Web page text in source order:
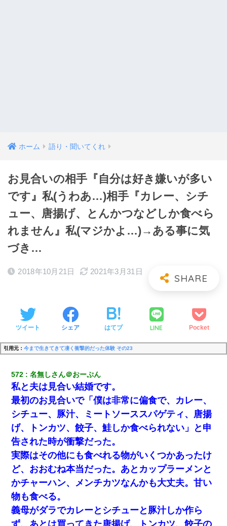
ホーム 語り・聞いてくれ
お見合いの相手『自分は好き嫌いが多い
です』私(うわあ…)相手『カレー、シチ
ュー、唐揚げ、とんかつなどしか食べら
れません』私(マジかよ…)→ある事に気
づき…
2018年10月21日 2021年3月31日
ツイート シェア はてブ LINE Pocket
引用元： 今まで生きてきて凄く衝撃的だった体験 その23
572 名無しさん＠おーぷん
私と夫は見合い結婚です。
最初のお見合いで「僕は非常に偏食で、カレー、
シチュー、豚汁、ミートソーススパゲティ、唐揚
げ、トンカツ、餃子、鮭しか食べられない」と申
告された時が衝撃だった。
実際はその他にも食べれる物がいくつかあったけ
ど、おおむね本当だった。あとカップラーメンと
かチャーハン、メンチカツなんかも大丈夫。甘い
物も食べる。
義母がダラでカレーとシチューと豚汁しか作ら
ず、あとは買ってきた唐揚げ、トンカツ、餃子の